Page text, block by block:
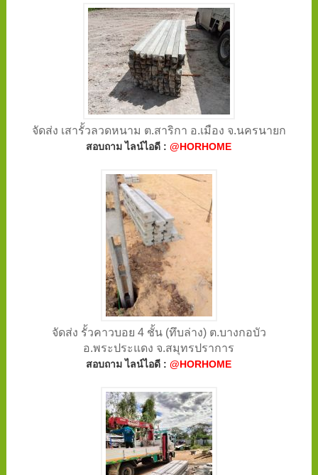
จัดส่ง เสารั้วลวดหนาม ต.สาริกา อ.เมือง จ.นครนายก
สอบถาม ไลน์ไอดี :@HORHOME
จัดส่ง รั้วคาวบอย 4 ชั้น (ทึบล่าง) ต.บางกอบัว
อ.พระประแดง จ.สมุทรปราการ
สอบถาม ไลน์ไอดี :@HORHOME